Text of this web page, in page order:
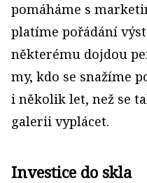
pomáháme s
platíme pořádání
některému dojdou
my, kdo se snažíme
i několik let, než se
galerii vyplácet.
Investice do skla